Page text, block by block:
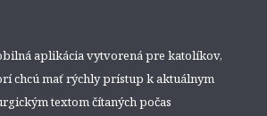
aplikácia vytvorená pre katolíkov,
chcú mať rýchly prístup k aktuálnym
textom čítaných počas